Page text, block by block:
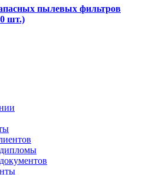
пылевых фильтров
шт.)